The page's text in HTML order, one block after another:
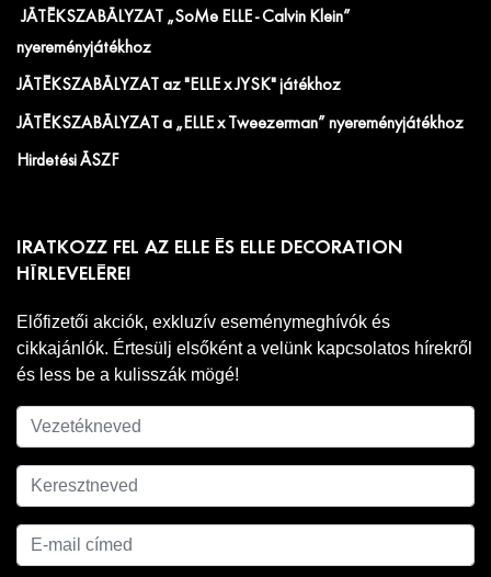
JÁTÉKSZABÁLYZAT „SoMe ELLE - Calvin Klein”
nyereményjátékhoz
JÁTÉKSZABÁLYZAT az "ELLE x JYSK" játékhoz
JÁTÉKSZABÁLYZAT a „ELLE x Tweezerman” nyereményjátékhoz
Hirdetési ÁSZF
IRATKOZZ FEL AZ ELLE ÉS ELLE DECORATION
HÍRLEVELÉRE!
Előfizetői akciók, exkluzív eseménymeghívók és
cikkajánlók. Értesülj elsőként a velünk kapcsolatos hírekről
és less be a kulisszák mögé!